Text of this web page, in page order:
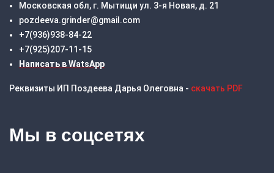
Московская обл, г. Мытищи ул. 3-я Новая, д. 21
pozdeeva.grinder@gmail.com
+7(936)938-84-22
+7(925)207-11-15
Написать в WatsApp
Реквизиты ИП Поздеева Дарья Олеговна - скачать PDF
Мы в соцсетях